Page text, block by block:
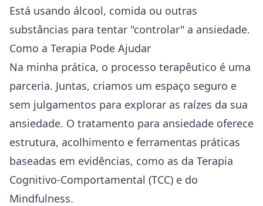
Está usando álcool, comida ou outras
substâncias para tentar "controlar" a ansiedade.
Como a Terapia Pode Ajudar
Na minha prática, o processo terapêutico é uma
parceria. Juntas, criamos um espaço seguro e
sem julgamentos para explorar as raízes da sua
ansiedade. O tratamento para ansiedade oferece
estrutura, acolhimento e ferramentas práticas
baseadas em evidências, como as da Terapia
Cognitivo-Comportamental (TCC) e do
Mindfulness.